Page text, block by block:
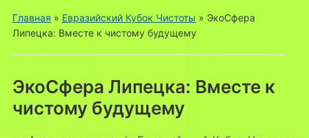
Главная » Евразийский Кубок Чистоты » ЭкоСфера
Липецка: Вместе к чистому будущему
ЭкоСфера Липецка: Вместе к
чистому будущему